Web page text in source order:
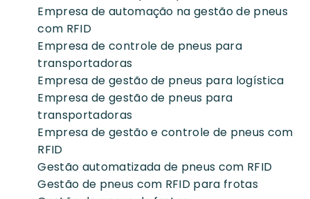
Empresa de automação na gestão de pneus
com RFID
Empresa de controle de pneus para
transportadoras
Empresa de gestão de pneus para logística
Empresa de gestão de pneus para
transportadoras
Empresa de gestão e controle de pneus com
RFID
Gestão automatizada de pneus com RFID
Gestão de pneus com RFID para frotas